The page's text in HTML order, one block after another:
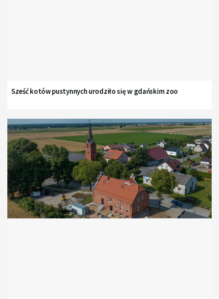
Sześć kotów pustynnych urodziło się w gdańskim zoo